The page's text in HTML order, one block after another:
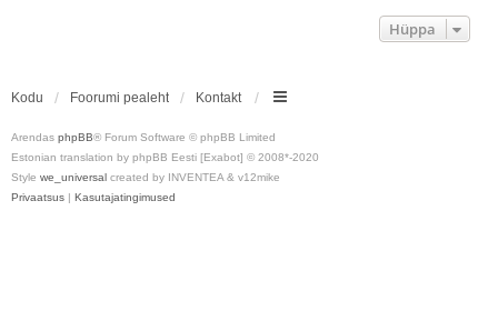
Hüppa
Kodu Foorumi pealeht Kontakt
Arendas phpBB® Forum Software © phpBB Limited
Estonian translation by phpBB Eesti [Exabot] © 2008*-2020
Style we_universal created by INVENTEA & v12mike
Privaatsus | Kasutajatingimused